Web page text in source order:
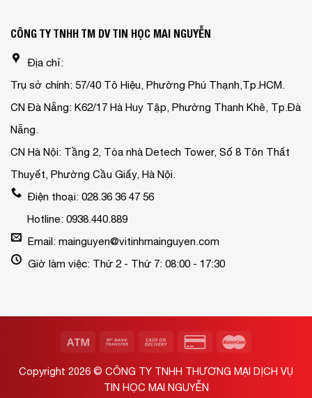
CÔNG TY TNHH TM DV TIN HỌC MAI NGUYỄN
Địa chỉ:
Trụ sở chính: 57/40 Tô Hiệu, Phường Phú Thạnh,Tp.HCM.
CN Đà Nẵng: K62/17 Hà Huy Tập, Phường Thanh Khê, Tp.Đà
Nẵng.
CN Hà Nội: Tầng 2, Tòa nhà Detech Tower, Số 8 Tôn Thất
Thuyết, Phường Cầu Giấy, Hà Nội.
Điện thoại: 028.36 36 47 56
Hotline: 0938.440.889
Email: mainguyen@vitinhmainguyen.com
Giờ làm việc: Thứ 2 - Thứ 7: 08:00 - 17:30
Copyright 2026 © CÔNG TY TNHH THƯƠNG MẠI DỊCH VỤ
TIN HỌC MAI NGUYỄN